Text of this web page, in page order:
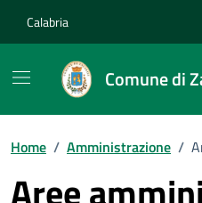
Calabria
Comune di
Home / Amministrazione /